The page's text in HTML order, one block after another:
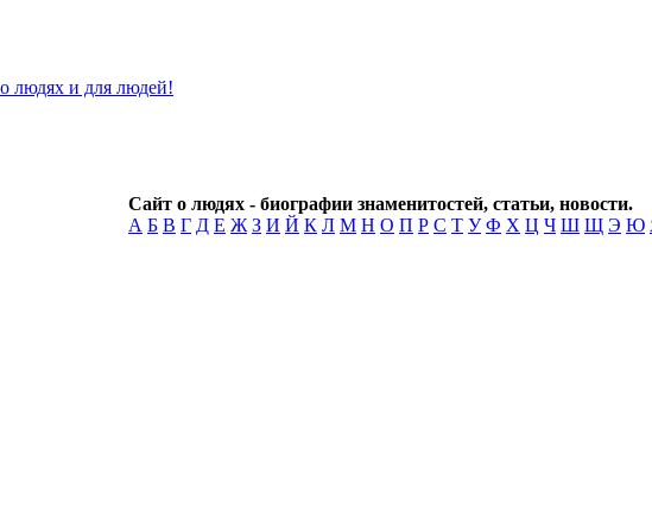
Сайт о людях - биографии знаменитостей, статьи, новости.
А Б В Г Д Е Ж З И Й К Л М Н О П Р С Т У Ф Х Ц Ч Ш Щ Э Ю